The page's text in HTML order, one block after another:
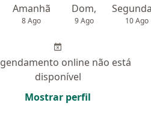
Amanhã
8 Ago
Dom,
9 Ago 10 Ago
online não está
disponível
Mostrar perfil